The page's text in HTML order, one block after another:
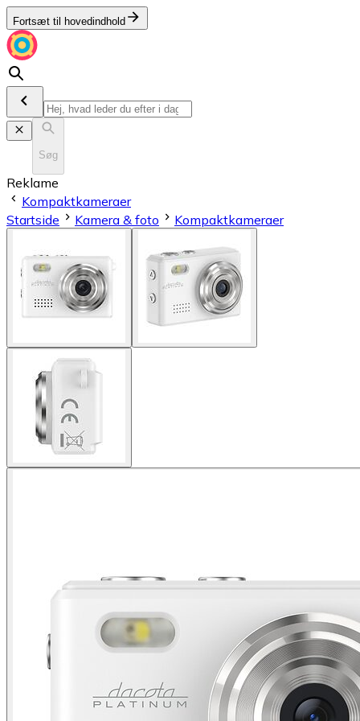
Fortsæt til hovedindhold
Søg
Reklame
Kompaktkameraer
Startside
Kamera & foto Kompaktkameraer